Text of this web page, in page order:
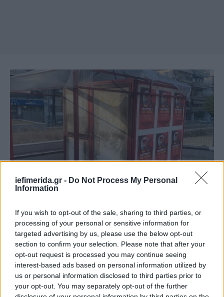
iefimerida.gr - Do Not Process My Personal
Information
If you wish to opt-out of the sale, sharing to third parties, or
processing of your personal or sensitive information for
targeted advertising by us, please use the below opt-out
section to confirm your selection. Please note that after your
opt-out request is processed you may continue seeing
interest-based ads based on personal information utilized by
us or personal information disclosed to third parties prior to
your opt-out. You may separately opt-out of the further
Το περίπτερο της ΚΝΕ -Φωτογραφία: Voria.gr
«Τους ενοχλεί που η ΚΝΕ πρωτοστατεί στους
νεανικούς αγώνες, στους μαθητές και στους
φοιτητές. Δεν αντέχουν, ότι σε λίγες μέρες δεκάδες
χιλιάδες λαού και νεολαίας θα πλημυρίσουν τους